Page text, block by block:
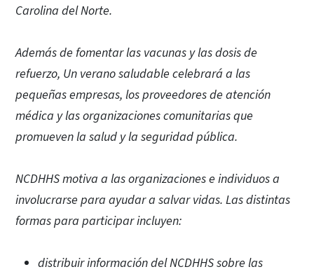
Carolina del Norte.
Además de fomentar las vacunas y las dosis de
refuerzo, Un verano saludable celebrará a las
pequeñas empresas, los proveedores de atención
médica y las organizaciones comunitarias que
promueven la salud y la seguridad pública.
NCDHHS motiva a las organizaciones e individuos a
involucrarse para ayudar a salvar vidas. Las distintas
formas para participar incluyen:
distribuir información del NCDHHS sobre las